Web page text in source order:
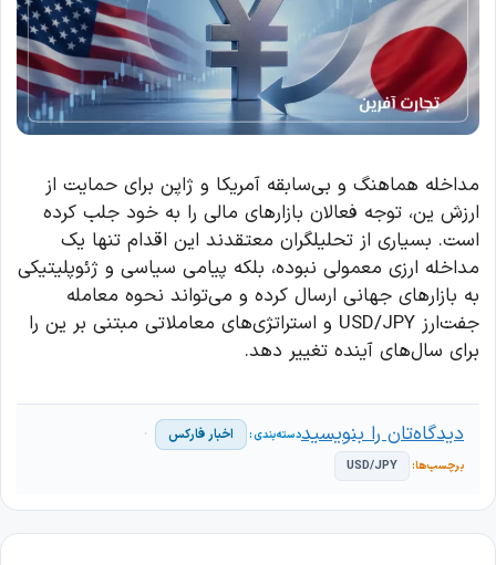
مداخله هماهنگ و بی‌سابقه آمریکا و ژاپن برای حمایت از
ارزش ین، توجه فعالان بازارهای مالی را به خود جلب کرده
است. بسیاری از تحلیلگران معتقدند این اقدام تنها یک
مداخله ارزی معمولی نبوده، بلکه پیامی سیاسی و ژئوپلیتیکی
به بازارهای جهانی ارسال کرده و می‌تواند نحوه معامله
جفت‌ارز USD/JPY و استراتژی‌های معاملاتی مبتنی بر ین را
برای سال‌های آینده تغییر دهد.
اخبار فارکس
USD/JPY
دیدگاه‌تان را بنویسید